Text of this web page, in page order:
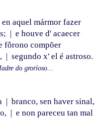
en aquel mármor fazer
| e houve d' acaecer
fôrono compõer
| segundo x' el é astroso.
do grorïoso...
| branco, sen haver sinal,
| e non pareceu tan mal